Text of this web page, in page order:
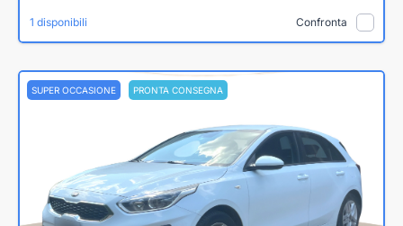
1 disponibili Confronta
SUPER OCCASIONE PRONTA CONSEGNA